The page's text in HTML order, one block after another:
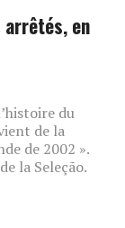
arrêtés, en
du
de la
de 2002 ».
la Seleção.